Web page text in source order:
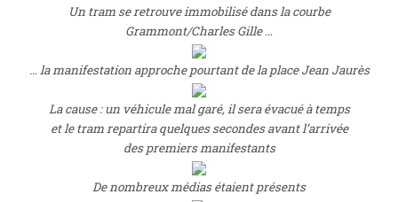
Un tram se retrouve immobilisé dans la courbe
Grammont/Charles Gille …
… la manifestation approche pourtant de la placeJean Jaurès
La cause : un véhicule mal garé, il sera évacué à temps
et le tram repartira quelques secondes avant l’arrivée
des premiers manifestants
De nombreux médias étaient présents